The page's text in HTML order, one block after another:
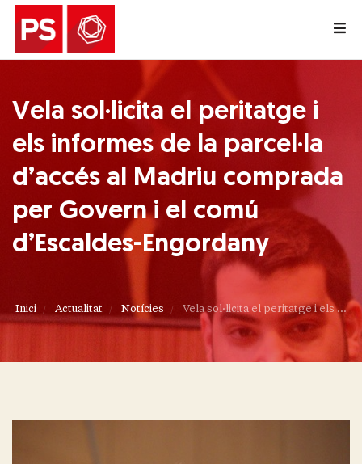
Vela sol·licita el peritatge i
els informes de la parcel·la
d’accés al Madriu comprada
per Govern i el comú
d’Escaldes-Engordany
Inici Actualitat Notícies Vela sol·licita el peritatge i els ...